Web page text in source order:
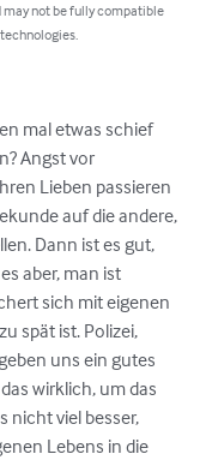
may not be fully compatible
mal etwas schief
Angst vor
Lieben passieren
auf die andere,
Dann ist es gut,
aber, man ist
sich mit eigenen
spät ist. Polizei,
uns ein gutes
wirklich, um das
nicht viel besser,
Lebens in die